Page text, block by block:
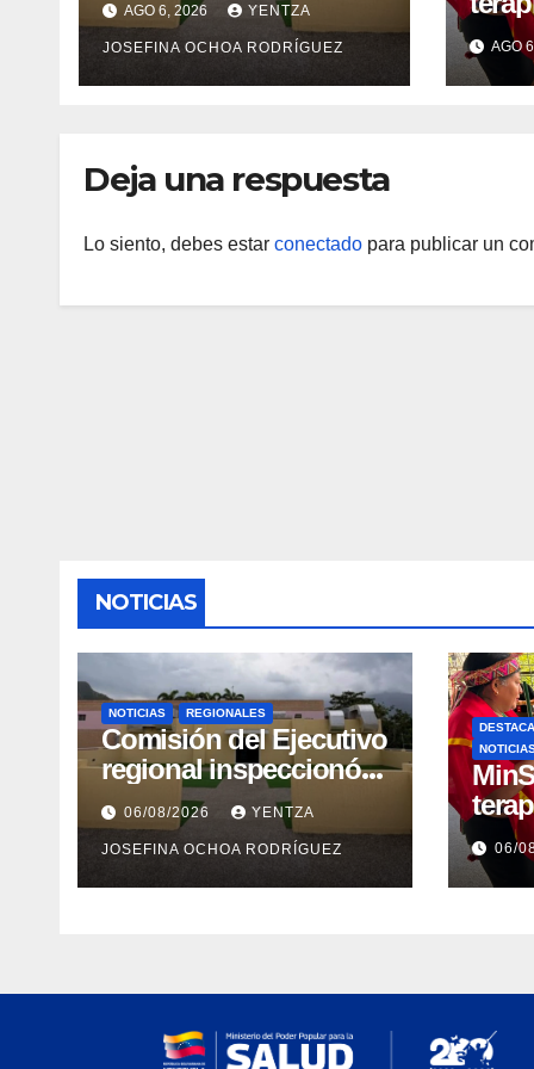
recuperación en la
Maternidad Integral
Aragua
AGO 6, 2026 YENTZA
JOSEFINA OCHOA RODRÍGUEZ AGO
Deja una respuesta
Lo siento, debes estar conectado para publicar un
NOTICIAS
NOTICIAS REGIONALES
Comisión del Ejecutivo
regional inspeccionó
obras de recuperación
en la Maternidad
Integral Aragua
06/08/2026 YENTZA
JOSEFINA OCHOA RODRÍGUEZ 06/